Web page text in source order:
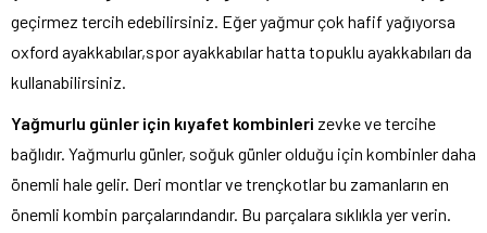
geçirmez tercih edebilirsiniz. Eğer yağmur çok hafif yağıyorsa
oxford ayakkabılar,spor ayakkabılar hatta topuklu ayakkabıları da
kullanabilirsiniz.
Yağmurlu günler için kıyafet kombinleri zevke ve tercihe
bağlıdır. Yağmurlu günler, soğuk günler olduğu için kombinler daha
önemli hale gelir. Deri montlar ve trençkotlar bu zamanların en
önemli kombin parçalarındandır. Bu parçalara sıklıkla yer verin.